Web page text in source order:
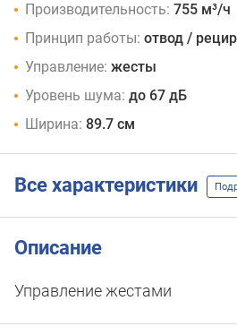
Производительность: 755 м³/ч
Принцип работы: отвод /
Управление: жесты
Уровень шума: до 67 дБ
Ширина: 89.7 см
Все характеристики
Описание
Управление жестами